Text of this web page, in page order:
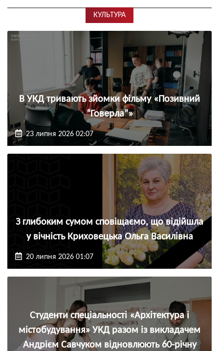
КУЛЬТУРА
В УКД тривають зйомки фільму «Позивний
“Говерла”»
23 липня 2026 02:07
З глибоким сумом сповіщаємо, що відійшла
у вічність Криховецька Ольга Василівна
20 липня 2026 01:07
Студенти спеціальності «Архітектура і
містобудування» УКД разом із викладачем
Андрієм Савчуком відновлюють 60-річну